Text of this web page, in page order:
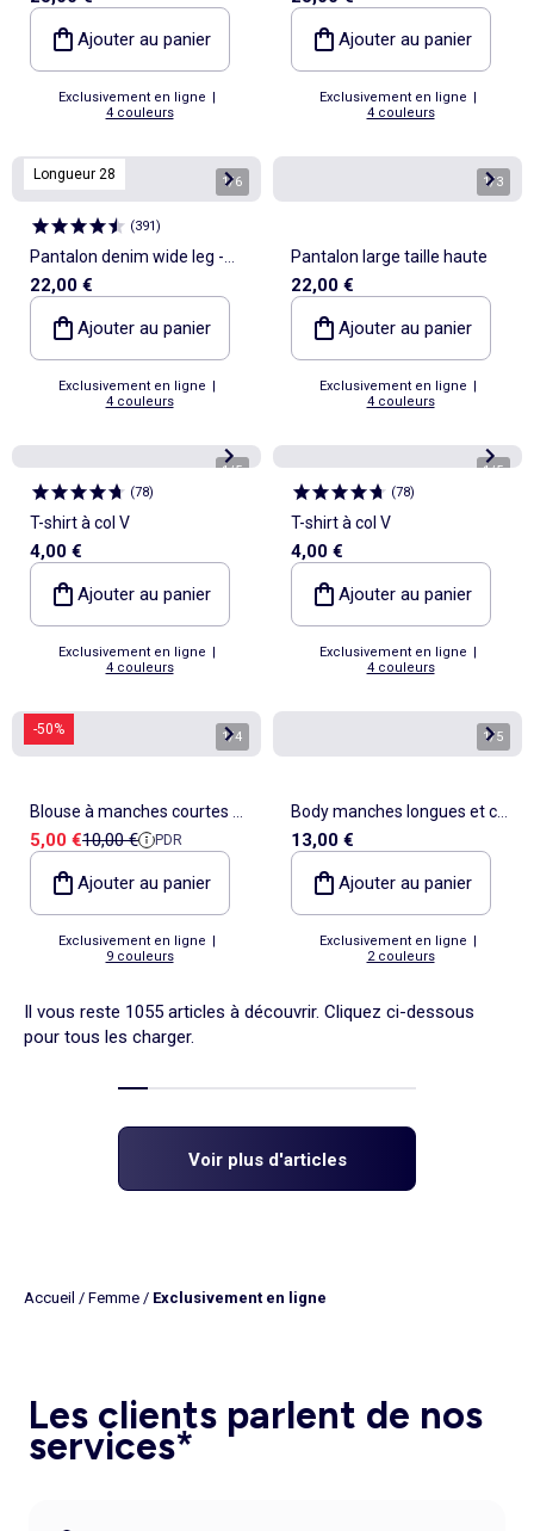
Ajouter au panier
Exclusivement en ligne |
4 couleurs
Ajouter au panier
Exclusivement en ligne |
4 couleurs
Longueur 28 1/6
(391)
Pantalon denim wide leg -
L28
22,00 €
Ajouter au panier
Exclusivement en ligne |
4 couleurs
1/3
Pantalon large taille haute
22,00 €
Ajouter au panier
Exclusivement en ligne |
4 couleurs
1/5
(78)
T-shirt à col V
4,00 €
Ajouter au panier
Exclusivement en ligne |
4 couleurs
1/5
(78)
T-shirt à col V
4,00 €
Ajouter au panier
Exclusivement en ligne |
4 couleurs
-50% 1/4
Blouse à manches courtes et
col V
Prix de vente
5,00 €Prix de référence
10,00 € PDR
Ajouter au panier
Exclusivement en ligne |
9 couleurs
1/5
Body manches longues et col
rond
13,00 €
Ajouter au panier
Exclusivement en ligne |
2 couleurs
Il vous reste 1055 articles à découvrir. Cliquez ci-dessous
pour tous les charger.
Voir plus d'articles
Accueil / Femme / Exclusivement en ligne
Les clients parlent de nos
services*